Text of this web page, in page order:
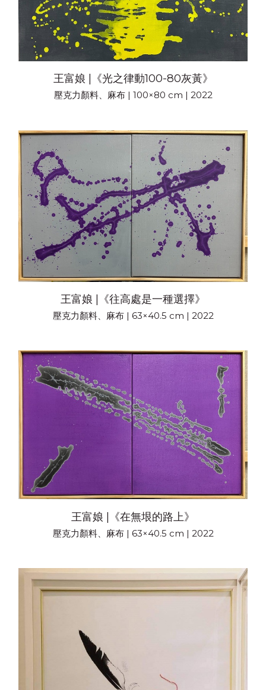
王富娘 |《光之律動100-80灰黃》
壓克力顏料、麻布 | 100×80 cm | 2022
王富娘 |《往高處是一種選擇》
壓克力顏料、麻布 | 63×40.5 cm | 2022
王富娘 |《在無垠的路上》
壓克力顏料、麻布 | 63×40.5 cm | 2022